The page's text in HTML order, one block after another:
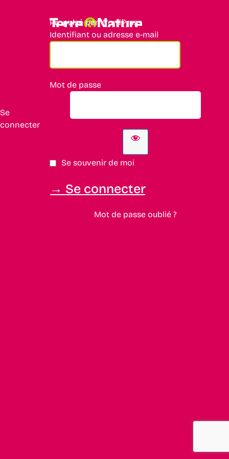
Se
connecter
Propulsé par WordPress
Identifiant ou adresse e-mail
Mot de passe
Se souvenir de moi
Mot de passe oublié ?